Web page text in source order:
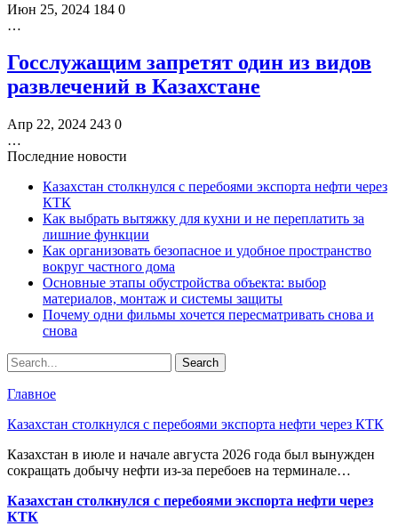
Июн 25, 2024 184 0
…
Госслужащим запретят один из видов
развлечений в Казахстане
Апр 22, 2024 243 0
…
Последние новости
Казахстан столкнулся с перебоями экспорта нефти через
КТК
Как выбрать вытяжку для кухни и не переплатить за
лишние функции
Как организовать безопасное и удобное пространство
вокруг частного дома
Основные этапы обустройства объекта: выбор
материалов, монтаж и системы защиты
Почему одни фильмы хочется пересматривать снова и
снова
Главное
Казахстан столкнулся с перебоями экспорта нефти через КТК
Казахстан в июле и начале августа 2026 года был вынужден
сокращать добычу нефти из-за перебоев на терминале…
Казахстан столкнулся с перебоями экспорта нефти через
КТК